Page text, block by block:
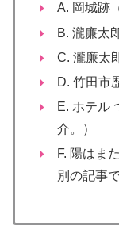
A. 岡城跡
B. 瀧廉太
C. 瀧廉太
D. 竹田市
E. ホテル
介。）
F. 陽はま
別の記事